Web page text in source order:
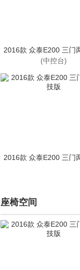
2016款 众泰E200 三门
版
(中控台)
2016款 众泰E200 三门
座椅空间